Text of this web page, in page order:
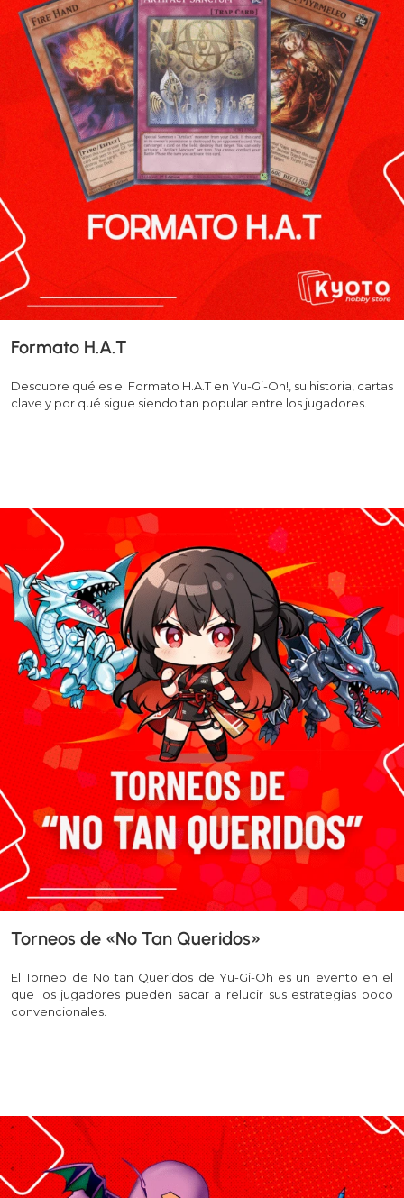
Formato H.A.T
Descubre qué es el Formato H.A.T en Yu-Gi-Oh!, su historia, cartas
clave y por qué sigue siendo tan popular entre los jugadores.
Torneos de «No Tan Queridos»
El Torneo de No tan Queridos de Yu-Gi-Oh es un evento en el
que los jugadores pueden sacar a relucir sus estrategias poco
convencionales.